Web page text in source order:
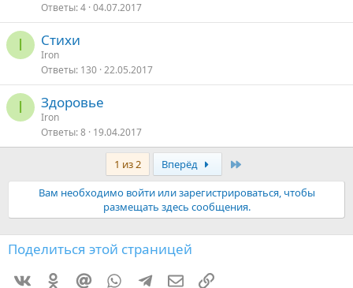
Ответы 4 04.07.2017
I Стихи
Iron
Ответы 130 22.05.2017
I Здоровье
Iron
Ответы 8 19.04.2017
1 из 2 Вперёд
Вам необходимо войти или зарегистрироваться, чтобы
размещать здесь сообщения.
Поделиться этой страницей
VkontakteOdnoklassniki
Mail.ruWhatsAppTelegramЭлектронная почта
Ссылка